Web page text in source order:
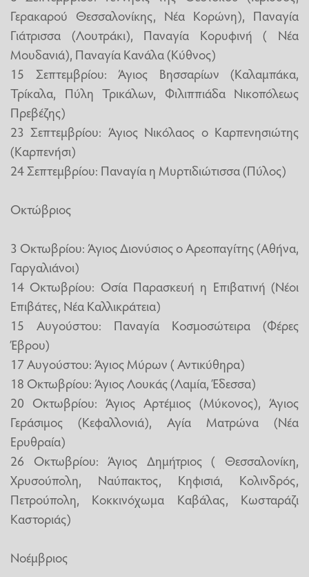
Γερακαρού Θεσσαλονίκης, Νέα Κορώνη), Παναγία
Γιάτρισσα (Λουτράκι), Παναγία Κορυφινή ( Νέα
Μουδανιά), Παναγία Κανάλα (Κύθνος)
15 Σεπτεμβρίου: Άγιος Βησσαρίων (Καλαμπάκα,
Τρίκαλα, Πύλη Τρικάλων, Φιλιππιάδα Νικοπόλεως
Πρεβέζης)
23 Σεπτεμβρίου: Άγιος Νικόλαος ο Καρπενησιώτης
(Καρπενήσι)
24 Σεπτεμβρίου: Παναγία η Μυρτιδιώτισσα (Πύλος)
Οκτώβριος
3 Οκτωβρίου: Άγιος Διονύσιος ο Αρεοπαγίτης (Αθήνα,
Γαργαλιάνοι)
14 Οκτωβρίου: Οσία Παρασκευή η Επιβατινή (Νέοι
Επιβάτες, Νέα Καλλικράτεια)
15 Αυγούστου: Παναγία Κοσμοσώτειρα (Φέρες
Έβρου)
17 Αυγούστου: Άγιος Μύρων ( Αντικύθηρα)
18 Οκτωβρίου: Άγιος Λουκάς (Λαμία, Έδεσσα)
20 Οκτωβρίου: Άγιος Αρτέμιος (Μύκονος), Άγιος
Γεράσιμος (Κεφαλλονιά), Αγία Ματρώνα (Νέα
Ερυθραία)
26 Οκτωβρίου: Άγιος Δημήτριος ( Θεσσαλονίκη,
Χρυσούπολη, Ναύπακτος, Κηφισιά, Κολινδρός,
Πετρούπολη, Κοκκινόχωμα Καβάλας, Κωσταράζι
Καστοριάς)
Νοέμβριος